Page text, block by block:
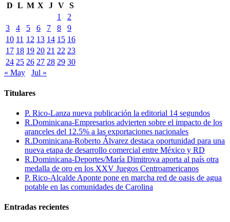
D L M X J V S
1
2
3
4 5 6 7 8
9
10 11 12 13 14 15 16
17 18 19 20 21 22 23
24 25 26 27 28 29 30
« May
Jul »
Titulares
P. Rico-Lanza nueva publicación la editorial 14 segundos
R.Dominicana-Empresarios advierten sobre el impacto de los
aranceles del 12.5% a las exportaciones nacionales
R.Dominicana-Roberto Álvarez destaca oportunidad para una
nueva etapa de desarrollo comercial entre México y RD
R.Dominicana-Deportes/María Dimitrova aporta al país otra
medalla de oro en los XXV Juegos Centroamericanos
P. Rico-Alcalde Aponte pone en marcha red de oasis de agua
potable en las comunidades de Carolina
Entradas recientes